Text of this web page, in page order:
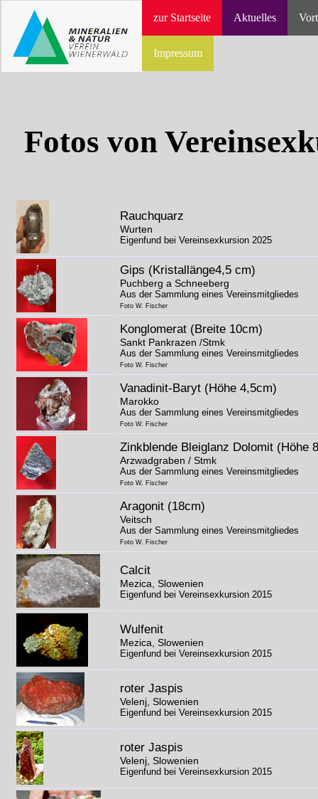
zur Startseite Aktuelles
Impressum
Fotos von
Rauchquarz
Wurten
Eigenfund bei Vereinsexkursion 2025
Gips (Kristallänge4,5 cm)
Puchberg a Schneeberg
Aus der Sammlung eines Vereinsmitgliedes
Foto W. Fischer
Konglomerat (Breite 10cm)
Sankt Pankrazen /Stmk
Aus der Sammlung eines Vereinsmitgliedes
Foto W. Fischer
Vanadinit-Baryt (Höhe 4,5cm)
Marokko
Aus der Sammlung eines Vereinsmitgliedes
Foto W. Fischer
Zinkblende Bleiglanz Dolomit (Höhe
Arzwadgraben / Stmk
Aus der Sammlung eines Vereinsmitgliedes
Foto W. Fischer
Aragonit (18cm)
Veitsch
Aus der Sammlung eines Vereinsmitgliedes
Foto W. Fischer
Calcit
Mezica, Slowenien
Eigenfund bei Vereinsexkursion 2015
Wulfenit
Mezica, Slowenien
Eigenfund bei Vereinsexkursion 2015
roter Jaspis
Velenj, Slowenien
Eigenfund bei Vereinsexkursion 2015
roter Jaspis
Velenj, Slowenien
Eigenfund bei Vereinsexkursion 2015